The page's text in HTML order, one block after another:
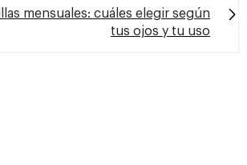
mensuales: cuáles elegir según
tus ojos y tu uso